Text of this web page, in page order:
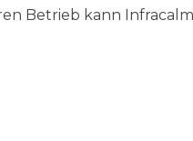
Betrieb kann